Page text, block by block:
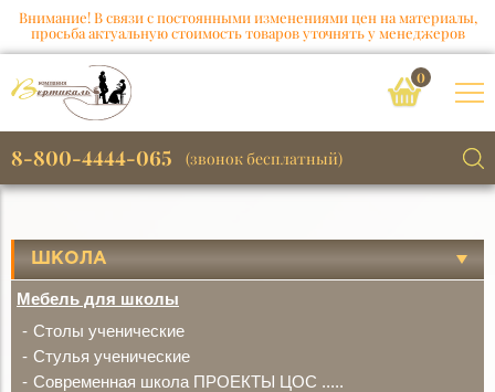
Внимание! В связи с постоянными изменениями цен на материалы,
просьба актуальную стоимость товаров уточнять у менеджеров
0
8-800-4444-065 (звонок бесплатный)
ШКОЛА
Мебель для школы
Столы ученические
Стулья ученические
Современная школа ПРОЕКТЫ ЦОС .....